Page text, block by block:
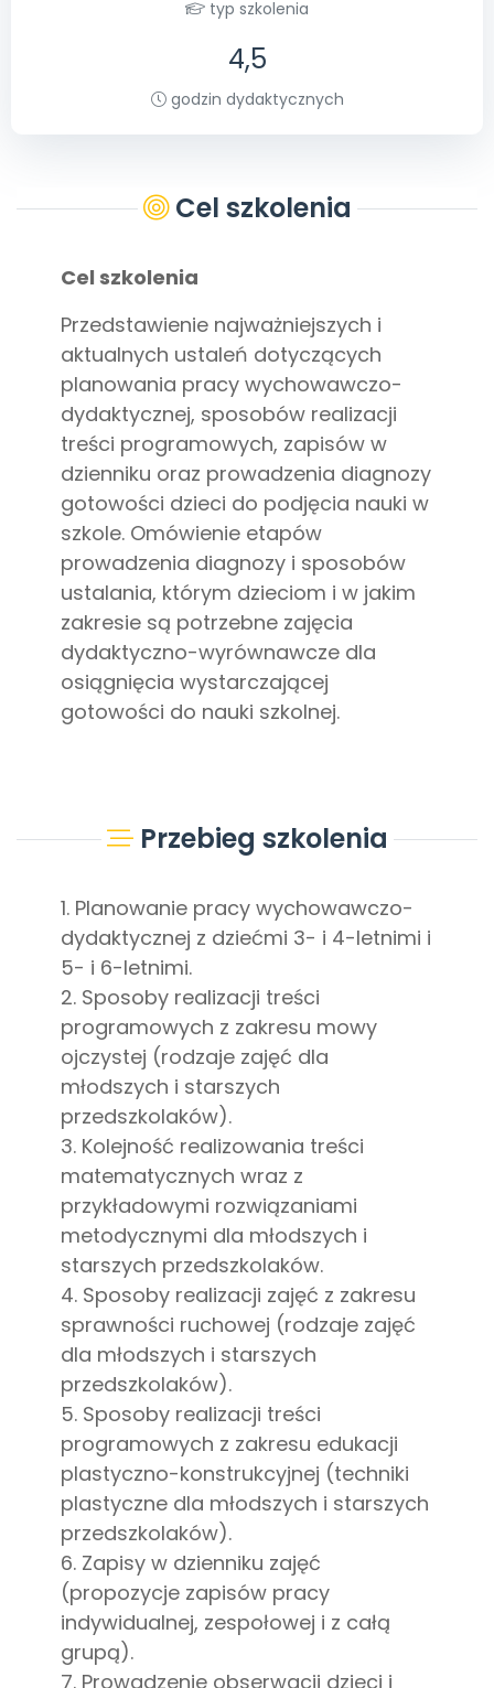
Archiwalne numerytyp szkolenia
4,5
godzin dydaktycznych
Cel szkolenia
Cel szkolenia
Przedstawienie najważniejszych i
aktualnych ustaleń dotyczących
planowania pracy wychowawczo-
dydaktycznej, sposobów realizacji
treści programowych, zapisów w
dzienniku oraz prowadzenia diagnozy
gotowości dzieci do podjęcia nauki w
szkole. Omówienie etapów
prowadzenia diagnozy i sposobów
ustalania, którym dzieciom i w jakim
zakresie są potrzebne zajęcia
dydaktyczno-wyrównawcze dla
osiągnięcia wystarczającej
gotowości do nauki szkolnej.
Przebieg szkolenia
1. Planowanie pracy wychowawczo-
dydaktycznej z dziećmi 3- i 4-letnimi i
5- i 6-letnimi.
2. Sposoby realizacji treści
programowych z zakresu mowy
ojczystej (rodzaje zajęć dla
młodszych i starszych
przedszkolaków).
3. Kolejność realizowania treści
matematycznych wraz z
przykładowymi rozwiązaniami
metodycznymi dla młodszych i
starszych przedszkolaków.
4. Sposoby realizacji zajęć z zakresu
sprawności ruchowej (rodzaje zajęć
dla młodszych i starszych
przedszkolaków).
5. Sposoby realizacji treści
programowych z zakresu edukacji
plastyczno-konstrukcyjnej (techniki
plastyczne dla młodszych i starszych
przedszkolaków).
6. Zapisy w dzienniku zajęć
(propozycje zapisów pracy
indywidualnej, zespołowej i z całą
grupą).
7. Prowadzenie obserwacji dzieci i